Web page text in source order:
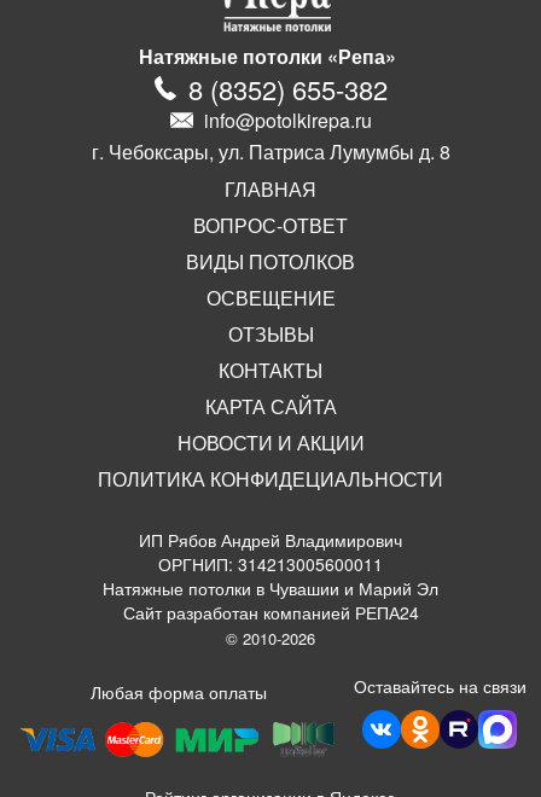
Натяжные потолки «Репа»
8 (8352) 655-382
info@potolkirepa.ru
г. Чебоксары, ул. Патриса Лумумбы д. 8
ГЛАВНАЯ
ВОПРОС-ОТВЕТ
ВИДЫ ПОТОЛКОВ
ОСВЕЩЕНИЕ
ОТЗЫВЫ
КОНТАКТЫ
КАРТА САЙТА
НОВОСТИ И АКЦИИ
ПОЛИТИКА КОНФИДЕЦИАЛЬНОСТИ
ИП Рябов Андрей Владимирович
ОРГНИП: 314213005600011
Натяжные потолки в Чувашии и Марий Эл
Сайт разработан компанией РЕПА24
© 2010-2026
Любая форма оплаты Оставайтесь на связи